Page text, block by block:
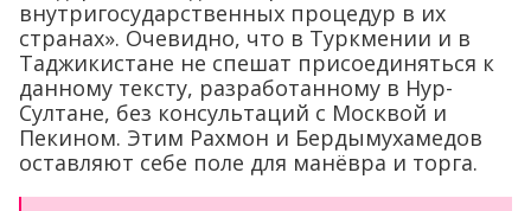
внутригосударственных процедур в их
странах». Очевидно, что в Туркмении и в
Таджикистане не спешат присоединяться к
данному тексту, разработанному в Нур-
Султане, без консультаций с Москвой и
Пекином. Этим Рахмон и Бердымухамедов
оставляют себе поле для манёвра и торга.